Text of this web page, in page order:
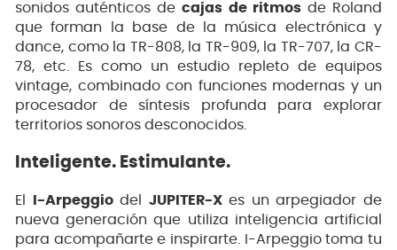
sonidos auténticos decajas de ritmosde Roland
que forman la base de la música electrónica y
dance, como la TR-808, la TR-909, la TR-707, la CR-
78, etc. Es como un estudio repleto de equipos
vintage, combinado con funciones modernas y un
procesador de síntesis profunda para explorar
territorios sonoros desconocidos.
Inteligente. Estimulante.
El I-Arpeggiodel JUPITER-Xes un arpegiador de
nueva generación que utiliza inteligencia artificial
para acompañarte e inspirarte. I-Arpeggio toma tu